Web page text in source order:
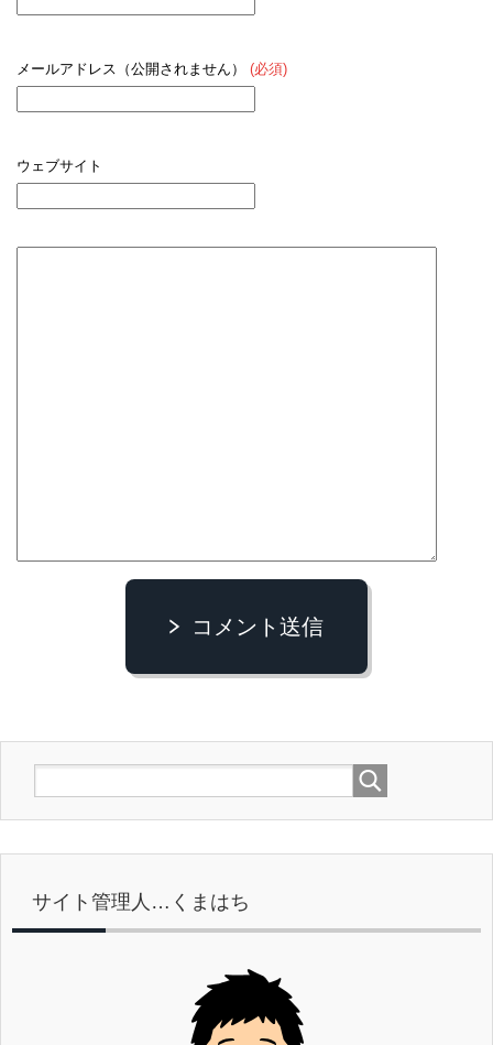
メールアドレス（公開されません） (必須)
ウェブサイト
コメント送信
サイト管理人…くまはち